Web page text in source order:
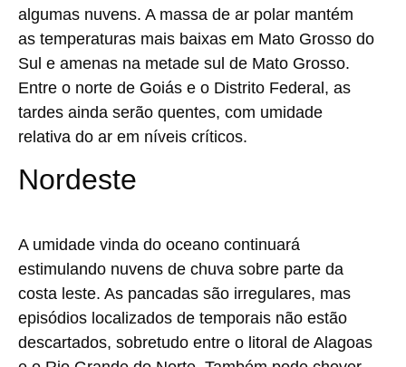
algumas nuvens. A massa de ar polar mantém
as temperaturas mais baixas em Mato Grosso do
Sul e amenas na metade sul de Mato Grosso.
Entre o norte de Goiás e o Distrito Federal, as
tardes ainda serão quentes, com umidade
relativa do ar em níveis críticos.
Nordeste
A umidade vinda do oceano continuará
estimulando nuvens de chuva sobre parte da
costa leste. As pancadas são irregulares, mas
episódios localizados de temporais não estão
descartados, sobretudo entre o litoral de Alagoas